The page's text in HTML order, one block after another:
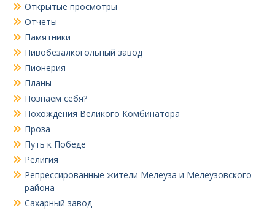
Открытые просмотры
Отчеты
Памятники
Пивобезалкогольный завод
Пионерия
Планы
Познаем себя?
Похождения Великого Комбинатора
Проза
Путь к Победе
Религия
Репрессированные жители Мелеуза и Мелеузовского
района
Сахарный завод